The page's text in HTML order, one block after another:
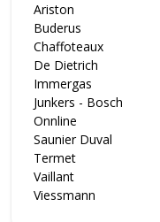
Ariston
Buderus
Chaffoteaux
De Dietrich
Immergas
Junkers - Bosch
Onnline
Saunier Duval
Termet
Vaillant
Viessmann